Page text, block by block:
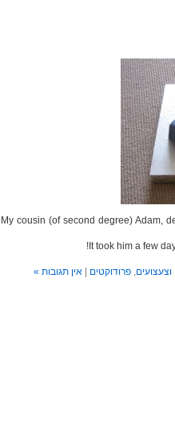
My cousin (of second degree) Adam,
It took him a few
,פרודוקטים |אין תגובות »